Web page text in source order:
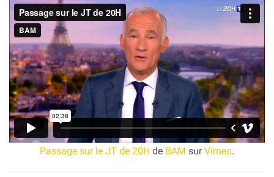
Passage sur le JT de 20H de BAM surVimeo.